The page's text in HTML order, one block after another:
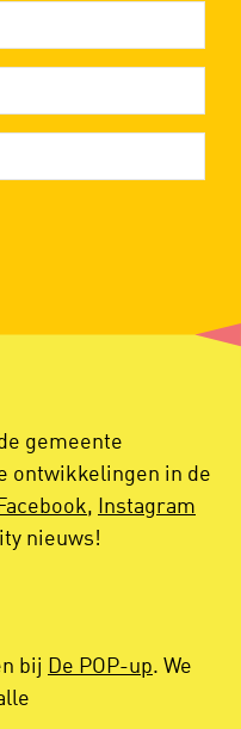
gemeente
ontwikkelingen in de
Facebook,
Instagram
nieuws!
bij De POP-up. We